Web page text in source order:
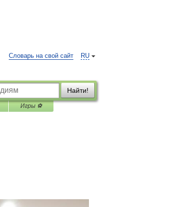
RU
Словарь на свой сайт
Найти!
Игры ⚽